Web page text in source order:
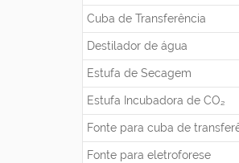
Cuba de Transferência
Destilador de água
Estufa de Secagem
Estufa Incubadora de CO₂
Fonte para cuba de
Fonte para eletroforese